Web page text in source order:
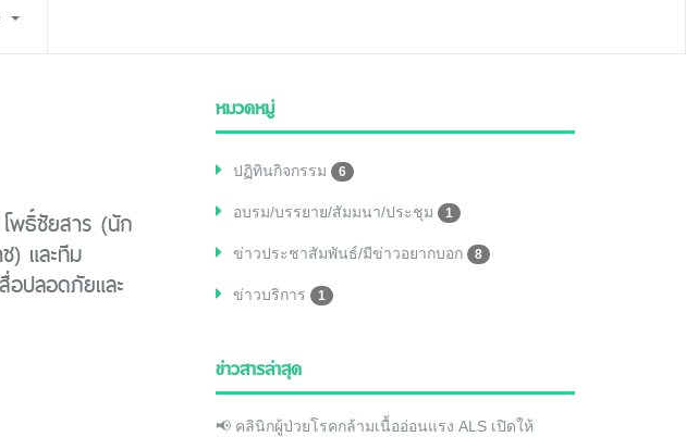
พธิ์ชัยสาร (นัก
) และทีม
ปลอดภัยและ
หมวดหมู่
ปฏิทินกิจกรรม 6
อบรม/บรรยาย/สัมมนา/ประชุม 1
ข่าวประชาสัมพันธ์/มีข่าวอยากบอก 8
ข่าวบริการ 1
ข่าวสารล่าสุด
📢 คลินิกผู้ป่วยโรคกล้ามเนื้ออ่อนแรง ALS เปิดให้